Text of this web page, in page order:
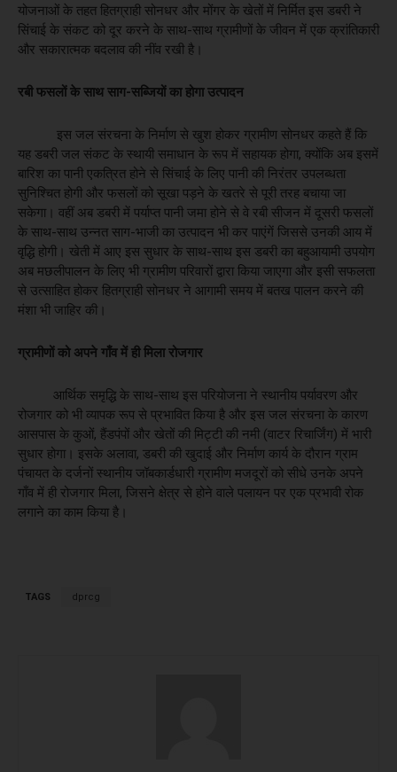
योजनाओं के तहत हितग्राही सोनधर और मोंगर के खेतों में निर्मित इस डबरी ने
सिंचाई के संकट को दूर करने के साथ-साथ ग्रामीणों के जीवन में एक क्रांतिकारी
और सकारात्मक बदलाव की नींव रखी है।
रबी फसलों के साथ साग-सब्जियों का होगा उत्पादन
इस जल संरचना के निर्माण से खुश होकर ग्रामीण सोनधर कहते हैं कि
यह डबरी जल संकट के स्थायी समाधान के रूप में सहायक होगा, क्योंकि अब इसमें
बारिश का पानी एकत्रित होने से सिंचाई के लिए पानी की निरंतर उपलब्धता
सुनिश्चित होगी और फसलों को सूखा पड़ने के खतरे से पूरी तरह बचाया जा
सकेगा। वहीं अब डबरी में पर्याप्त पानी जमा होने से वे रबी सीजन में दूसरी फसलों
के साथ-साथ उन्नत साग-भाजी का उत्पादन भी कर पाएंगें जिससे उनकी आय में
वृद्धि होगी। खेती में आए इस सुधार के साथ-साथ इस डबरी का बहुआयामी उपयोग
अब मछलीपालन के लिए भी ग्रामीण परिवारों द्वारा किया जाएगा और इसी सफलता
से उत्साहित होकर हितग्राही सोनधर ने आगामी समय में बतख पालन करने की
मंशा भी जाहिर की।
ग्रामीणों को अपने गाँव में ही मिला रोजगार
आर्थिक समृद्धि के साथ-साथ इस परियोजना ने स्थानीय पर्यावरण और
रोजगार को भी व्यापक रूप से प्रभावित किया है और इस जल संरचना के कारण
आसपास के कुओं, हैंडपंपों और खेतों की मिट्टी की नमी (वाटर रिचार्जिंग) में भारी
सुधार होगा। इसके अलावा, डबरी की खुदाई और निर्माण कार्य के दौरान ग्राम
पंचायत के दर्जनों स्थानीय जॉबकार्डधारी ग्रामीण मजदूरों को सीधे उनके अपने
गाँव में ही रोजगार मिला, जिसने क्षेत्र से होने वाले पलायन पर एक प्रभावी रोक
लगाने का काम किया है।
TAGS dprcg